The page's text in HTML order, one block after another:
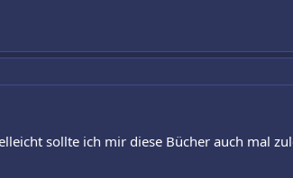
sollte ich mir diese Bücher auch mal